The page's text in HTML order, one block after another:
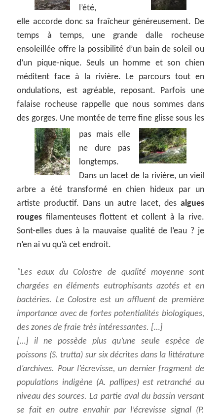
l’été,
elle accorde donc sa fraîcheur généreusement. De
temps à temps, une grande dalle rocheuse
ensoleillée offre la possibilité d’un bain de soleil ou
d’un pique-nique. Seuls un homme et son chien
méditent face à la rivière. Le parcours tout en
ondulations, est agréable, reposant. Parfois une
falaise rocheuse rappelle que nous sommes dans
des gorges. Une montée de terre fine glisse sous les
pas mais elle
ne dure pas
longtemps.
Dans un lacet de la rivière, un vieil
arbre a été transformé en chien hideux par un
artiste productif. Dans un autre lacet, des algues
rouges filamenteuses flottent et collent à la rive.
Sont-elles dues à la mauvaise qualité de l’eau ? je
n’en ai vu qu’à cet endroit.
Les eaux du Colostre de qualité moyenne sont
chargées en éléments eutrophisants azotés et en
bactéries. Le Colostre est un affluent de première
importance avec de fortes potentialités biologiques,
des zones de fraie très intéressantes. […]
[…] il ne possède plus qu’une seule espèce de
poissons (S. trutta) sur six décrites dans la littérature
d’archives. Pour l’écrevisse, un dernier fragment de
populations indigène (A. pallipes) est retranché au
niveau des sources. La partie aval du bassin versant
se fait en outre envahir par l’écrevisse signal (P.